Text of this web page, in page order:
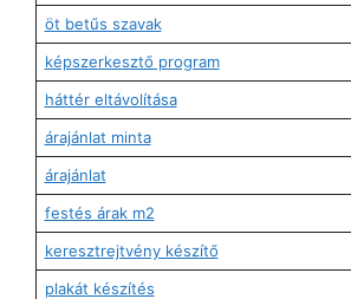
öt betűs szavak
képszerkesztő program
háttér eltávolítása
árajánlat minta
árajánlat
festés árak m2
keresztrejtvény készítő
plakát készítés